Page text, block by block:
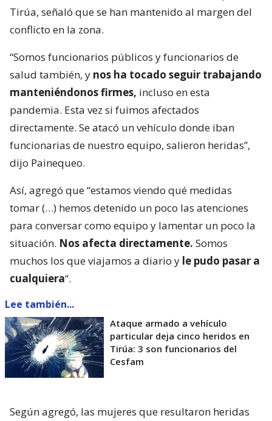
Tirúa, señaló que se han mantenido al margen del
conflicto en la zona.
“Somos funcionarios públicos y funcionarios de
salud también, y nos ha tocado seguir trabajando
manteniéndonos firmes, incluso en esta
pandemia. Esta vez si fuimos afectados
directamente. Se atacó un vehículo donde iban
funcionarias de nuestro equipo, salieron heridas”,
dijo Painequeo.
Así, agregó que “estamos viendo qué medidas
tomar (…) hemos detenido un poco las atenciones
para conversar como equipo y lamentar un poco la
situación. Nos afecta directamente. Somos
muchos los que viajamos a diario y le pudo pasar a
cualquiera“.
Lee también...
Ataque armado a vehículo
particular deja cinco heridos en
Tirúa: 3 son funcionarios del
Cesfam
Según agregó, las mujeres que resultaron heridas